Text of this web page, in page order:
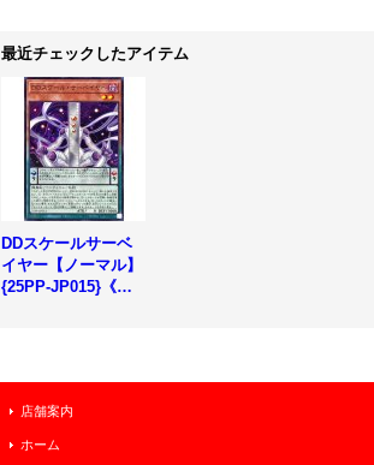
最近チェックしたアイテム
DDスケールサーベ
イヤー【ノーマル】
{25PP-JP015}《モ
店舗案内
ホーム